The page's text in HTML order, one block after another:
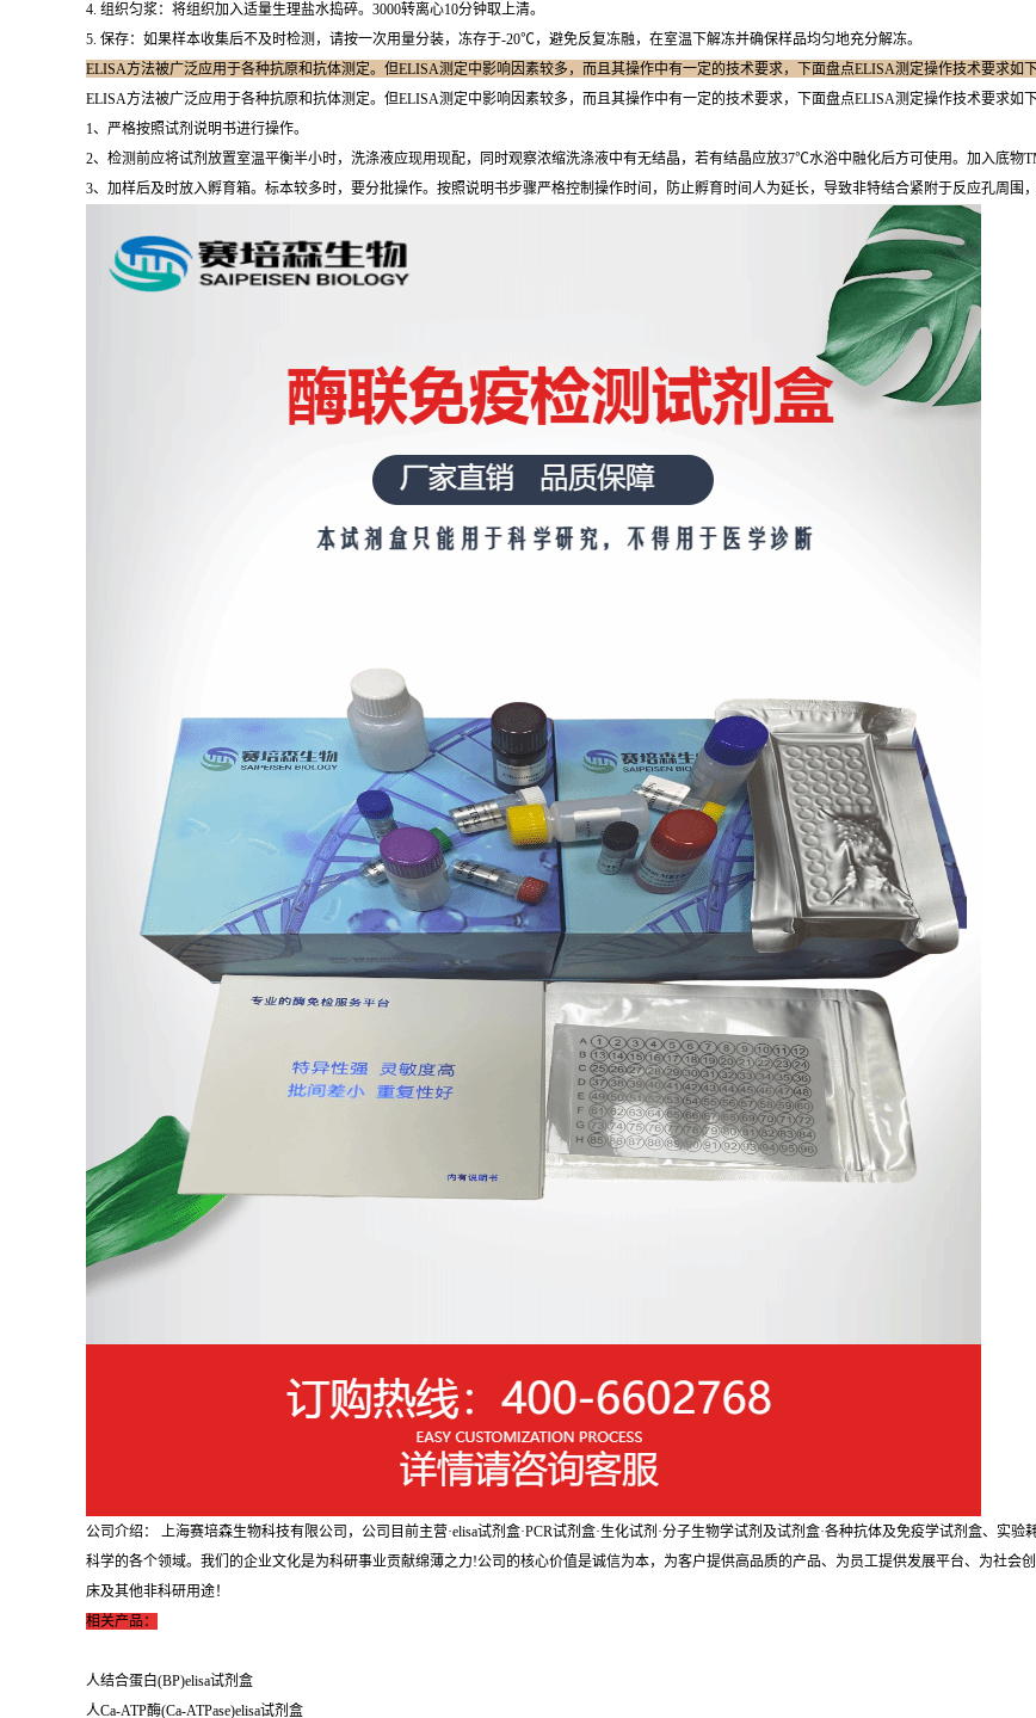
4. 组织匀浆：将组织加入适量生理盐水捣碎。3000转离心10分钟取上清。
5. 保存：如果样本收集后不及时检测，请按一次用量分装，冻存于-20℃，避免反复冻融，在室温下解冻并确保样品均匀地充分解冻。
ELISA方法被广泛应用于各种抗原和抗体测定。但ELISA测定中影响因素较多，而且其操作中有一定的技术要求，下面盘点ELISA测定操作技术要求如下
ELISA方法被广泛应用于各种抗原和抗体测定。但ELISA测定中影响因素较多，而且其操作中有一定的技术要求，下面盘点ELISA测定操作技术要求如下
1、严格按照试剂说明书进行操作。
2、检测前应将试剂放置室温平衡半小时，洗涤液应现用现配，同时观察浓缩洗涤液中有无结晶，若有结晶应放37℃水浴中融化后方可使用。加入底物
3、加样后及时放入孵育箱。标本较多时，要分批操作。按照说明书步骤严格控制操作时间，防止孵育时间人为延长，导致非特结合紧附于反应孔周围
公司介绍： 上海赛培森生物科技有限公司，公司目前主营·elisa试剂盒·PCR试剂盒·生化试剂·分子生物学试剂及试剂盒·各种抗体及免疫学试剂盒、实
科学的各个领域。我们的企业文化是为科研事业贡献绵薄之力!公司的核心价值是诚信为本，为客户提供高品质的产品、为员工提供发展平台、为社会
床及其他非科研用途！
相关产品：
人结合蛋白(BP)elisa试剂盒
人Ca-ATP酶(Ca-ATPase)elisa试剂盒